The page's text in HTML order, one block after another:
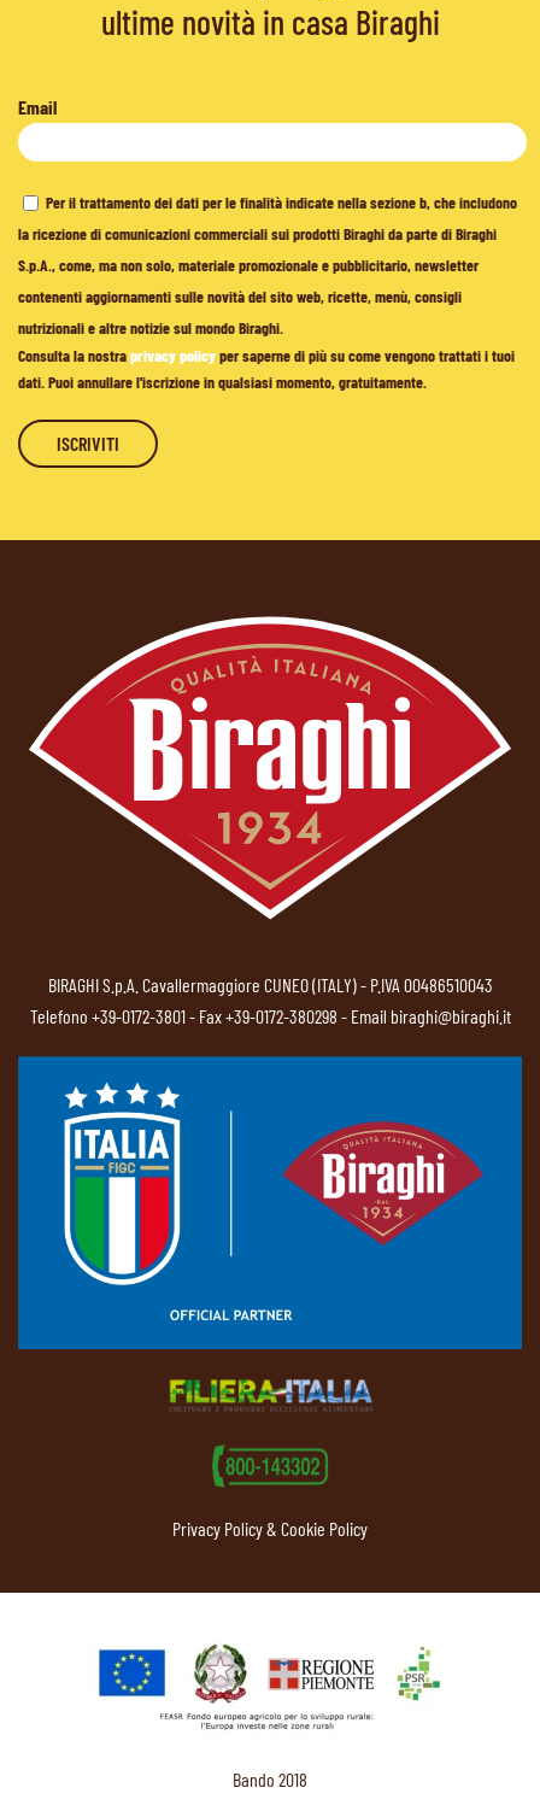
ultime novità in casa Biraghi
Email
Per il trattamento dei dati per le finalità indicate nella sezione b, che includono
la ricezione di comunicazioni commerciali sui prodotti Biraghi da parte di Biraghi
S.p.A., come, ma non solo, materiale promozionale e pubblicitario, newsletter
contenenti aggiornamenti sulle novità del sito web, ricette, menù, consigli
nutrizionali e altre notizie sul mondo Biraghi.
Consulta la nostraprivacy policyper saperne di più su come vengono trattati i tuoi
dati. Puoi annullare l'iscrizione in qualsiasi momento, gratuitamente.
BIRAGHI S.p.A. Cavallermaggiore CUNEO (ITALY) - P.IVA 00486510043
Telefono +39-0172-3801- Fax +39-0172-380298 - Email biraghi@biraghi.it
Privacy Policy & Cookie Policy
Bando 2018